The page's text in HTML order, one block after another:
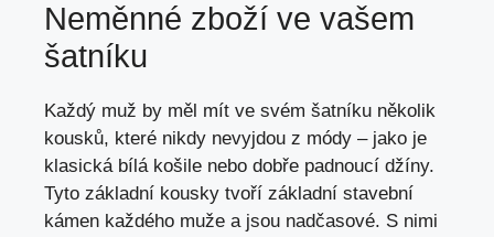
Neměnné zboží ve vašem
šatníku
Každý muž by měl mít ve svém šatníku několik
kousků, které nikdy nevyjdou z módy – jako je
klasická bílá košile nebo dobře padnoucí džíny.
Tyto základní kousky tvoří základní stavební
kámen každého muže a jsou nadčasové. S nimi